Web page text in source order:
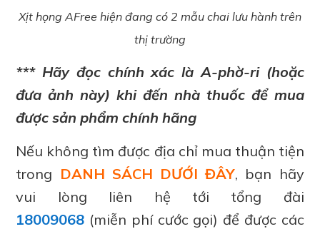
Xịt họng AFree hiện đang có 2 mẫu chai lưu hành trên
thị trường
*** Hãy đọc chính xác là A-phờ-ri (hoặc
đưa ảnh này) khi đến nhà thuốc để mua
được sản phẩm chính hãng
Nếu không tìm được địa chỉ mua thuận tiện
trong DANH SÁCH DƯỚI ĐÂY, bạn hãy
vui lòng liên hệ tới tổng đài
18009068 (miễn phí cước gọi) để được các